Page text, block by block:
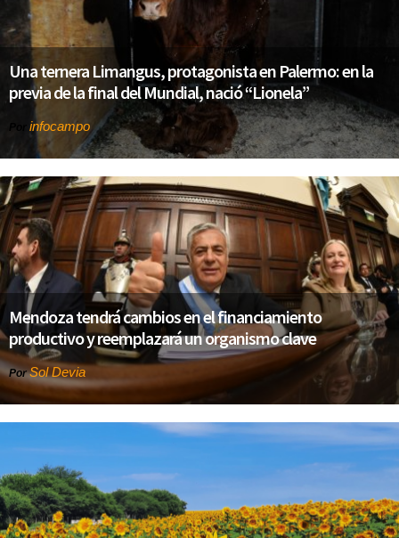
Una ternera Limangus, protagonista en Palermo: en la
previa de la final del Mundial, nació “Lionela”
Por infocampo
Mendoza tendrá cambios en el financiamiento
productivo y reemplazará un organismo clave
PorSol Devia